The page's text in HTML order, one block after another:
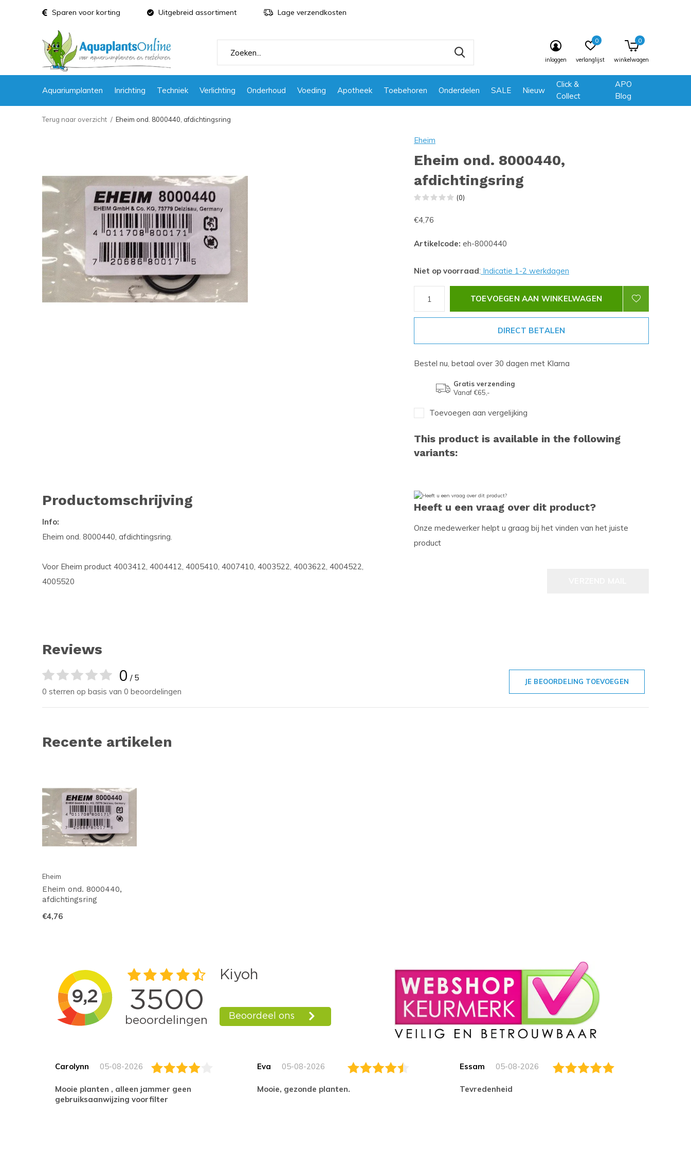
Aquariumplanten Inrichting Techniek Verlichting Onderhoud Voeding Apotheek Toebehoren Onderdelen SALE Nieuw
Click &
Collect
APO
Blog
inloggen verlanglijst
0
winkelwagen
0
Sparen voor korting Uitgebreid assortiment Lage verzendkosten
Terug naar overzicht Eheim ond. 8000440, afdichtingsring
Eheim
Eheim ond. 8000440,
afdichtingsring
(0)
€4,76
Artikelcode: eh-8000440
Niet op voorraad: Indicatie 1-2 werkdagen
TOEVOEGEN AAN WINKELWAGEN
DIRECT BETALEN
Bestel nu, betaal over 30 dagen met Klarna
Gratis verzending
Vanaf €65,-
Toevoegen aan vergelijking
This product is available in the following
variants:
Productomschrijving
Info:
Eheim ond. 8000440, afdichtingsring.
Voor Eheim product 4003412, 4004412, 4005410, 4007410, 4003522, 4003622, 4004522,
4005520
Heeft u een vraag over dit product?
Onze medewerker helpt u graag bij het vinden van het juiste
product
Reviews
0 / 5
0 sterren op basis van 0 beoordelingen
JE BEOORDELING TOEVOEGEN
Recente artikelen
Eheim
Eheim ond. 8000440,
afdichtingsring
€4,76
Carolynn 05-08-2026
Mooie planten , alleen jammer geen
gebruiksaanwijzing voorfilter
Eva 05-08-2026
Mooie, gezonde planten.
Essam 05-08-2026
tevredenheid